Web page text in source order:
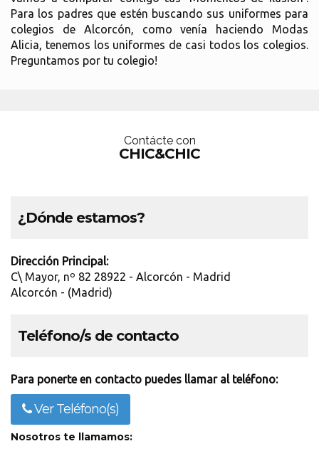
Para los padres que estén buscando sus uniformes para
colegios de Alcorcón, como venía haciendo Modas
Alicia, tenemos los uniformes de casi todos los colegios.
Preguntamos por tu colegio!
Contácte con
CHIC&CHIC
¿Dónde estamos?
Dirección Principal:
C\ Mayor, nº 82 28922 - Alcorcón - Madrid
Alcorcón - (Madrid)
Teléfono/s de contacto
Para ponerte en contacto puedes llamar al teléfono:
Ver Teléfono(s)
Nosotros te llamamos: